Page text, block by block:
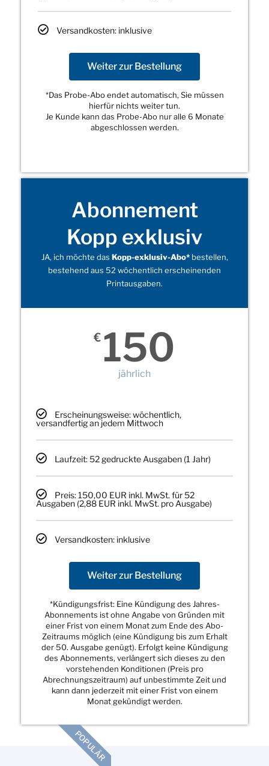
Versandkosten: inklusive
Weiter zur Bestellung
*Das Probe-Abo endet automatisch, Sie müssen
hierfür nichts weiter tun.
Je Kunde kann das Probe-Abo nur alle 6 Monate
abgeschlossen werden.
Abonnement
Kopp exklusiv
JA, ich möchte das Kopp-exklusiv-Abo*bestellen,
bestehend aus 52 wöchentlich erscheinenden
Printausgaben.
€ 150
jährlich
Erscheinungsweise: wöchentlich,
versandfertig an jedem Mittwoch
Laufzeit: 52 gedruckte Ausgaben (1 Jahr)
Preis: 150,00 EUR inkl. MwSt. für 52
Ausgaben (2,88 EUR inkl. MwSt. pro Ausgabe)
Versandkosten: inklusive
Weiter zur Bestellung
*Kündigungsfrist: Eine Kündigung des Jahres-
Abonnements ist ohne Angabe von Gründen mit
einer Frist von einem Monat zum Ende des Abo-
Zeitraums möglich (eine Kündigung bis zum Erhalt
der 50. Ausgabe genügt). Erfolgt keine Kündigung
des Abonnements, verlängert sich dieses zu den
vorstehenden Konditionen (Preis pro
Abrechnungszeitraum) auf unbestimmte Zeit und
kann dann jederzeit mit einer Frist von einem
Monat gekündigt werden.
POPULÄR